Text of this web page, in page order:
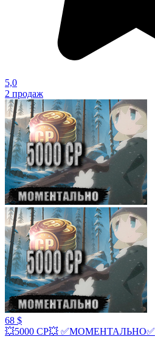
5,0
2 продаж
68 $
💥5000 СР💥 ✅МОМЕНТАЛЬНО✅